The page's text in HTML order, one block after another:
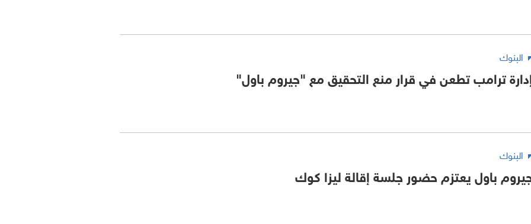
البنوك
ترامب تطعن في قرار منع التحقيق مع "جيروم باول"
البنوك
باول يعتزم حضور جلسة إقالة ليزا كوك